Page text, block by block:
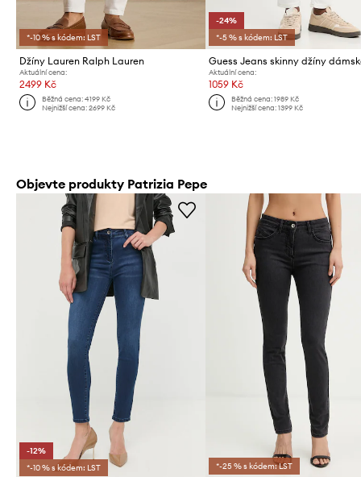
*-10 % s kódem: LST
Džíny Lauren Ralph Lauren
Aktuální cena:
2499 Kč
Běžná cena:4199 Kč
Nejnižší cena:2699 Kč
-24%
*-5 % s kódem: LST
Guess Jeans skinny džíny
Aktuální cena:
1059 Kč
Běžná cena: 1989 Kč
Nejnižší cena: 1399 Kč
Objevte produkty Patrizia Pepe
-12%
*-10 % s kódem: LST
*-25 % s kódem: LST